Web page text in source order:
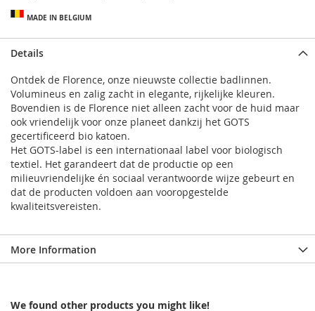
MADE IN BELGIUM
Details
Ontdek de Florence, onze nieuwste collectie badlinnen.
Volumineus en zalig zacht in elegante, rijkelijke kleuren.
Bovendien is de Florence niet alleen zacht voor de huid maar
ook vriendelijk voor onze planeet dankzij het GOTS
gecertificeerd bio katoen.
Het GOTS-label is een internationaal label voor biologisch
textiel. Het garandeert dat de productie op een
milieuvriendelijke én sociaal verantwoorde wijze gebeurt en
dat de producten voldoen aan vooropgestelde
kwaliteitsvereisten.
More Information
We found other products you might like!